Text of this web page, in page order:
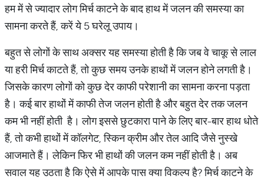
हम में से ज्यादार लोग मिर्च काटने के बाद हाथ में जलन की समस्या का
सामना करते हैं, करें ये 5 घरेलू उपाय।
बहुत से लोगों के साथ अक्सर यह समस्या होती है कि जब वे चाकू से लाल
या हरी मिर्च काटते हैं, तो कुछ समय उनके हाथों में जलन होने लगती है।
जिसके कारण लोगों को कुछ देर काफी परेशानी का सामना करना पड़ता
है। कई बार हाथों में काफी तेज जलन होती है और बहुत देर तक जलन
कम भी नहीं होती है। लोग इससे छुटकारा पाने के लिए बार-बार हाथ धोते
हैं, तो कभी हाथों में कॉलगेट, स्किन क्रीम और तेल आदि जैसे नुस्खे
आजमाते हैं। लेकिन फिर भी हाथों की जलन कम नहीं होती है। अब
सवाल यह उठता है कि ऐसे में आपके पास क्या विकल्प है? मिर्च काटने के